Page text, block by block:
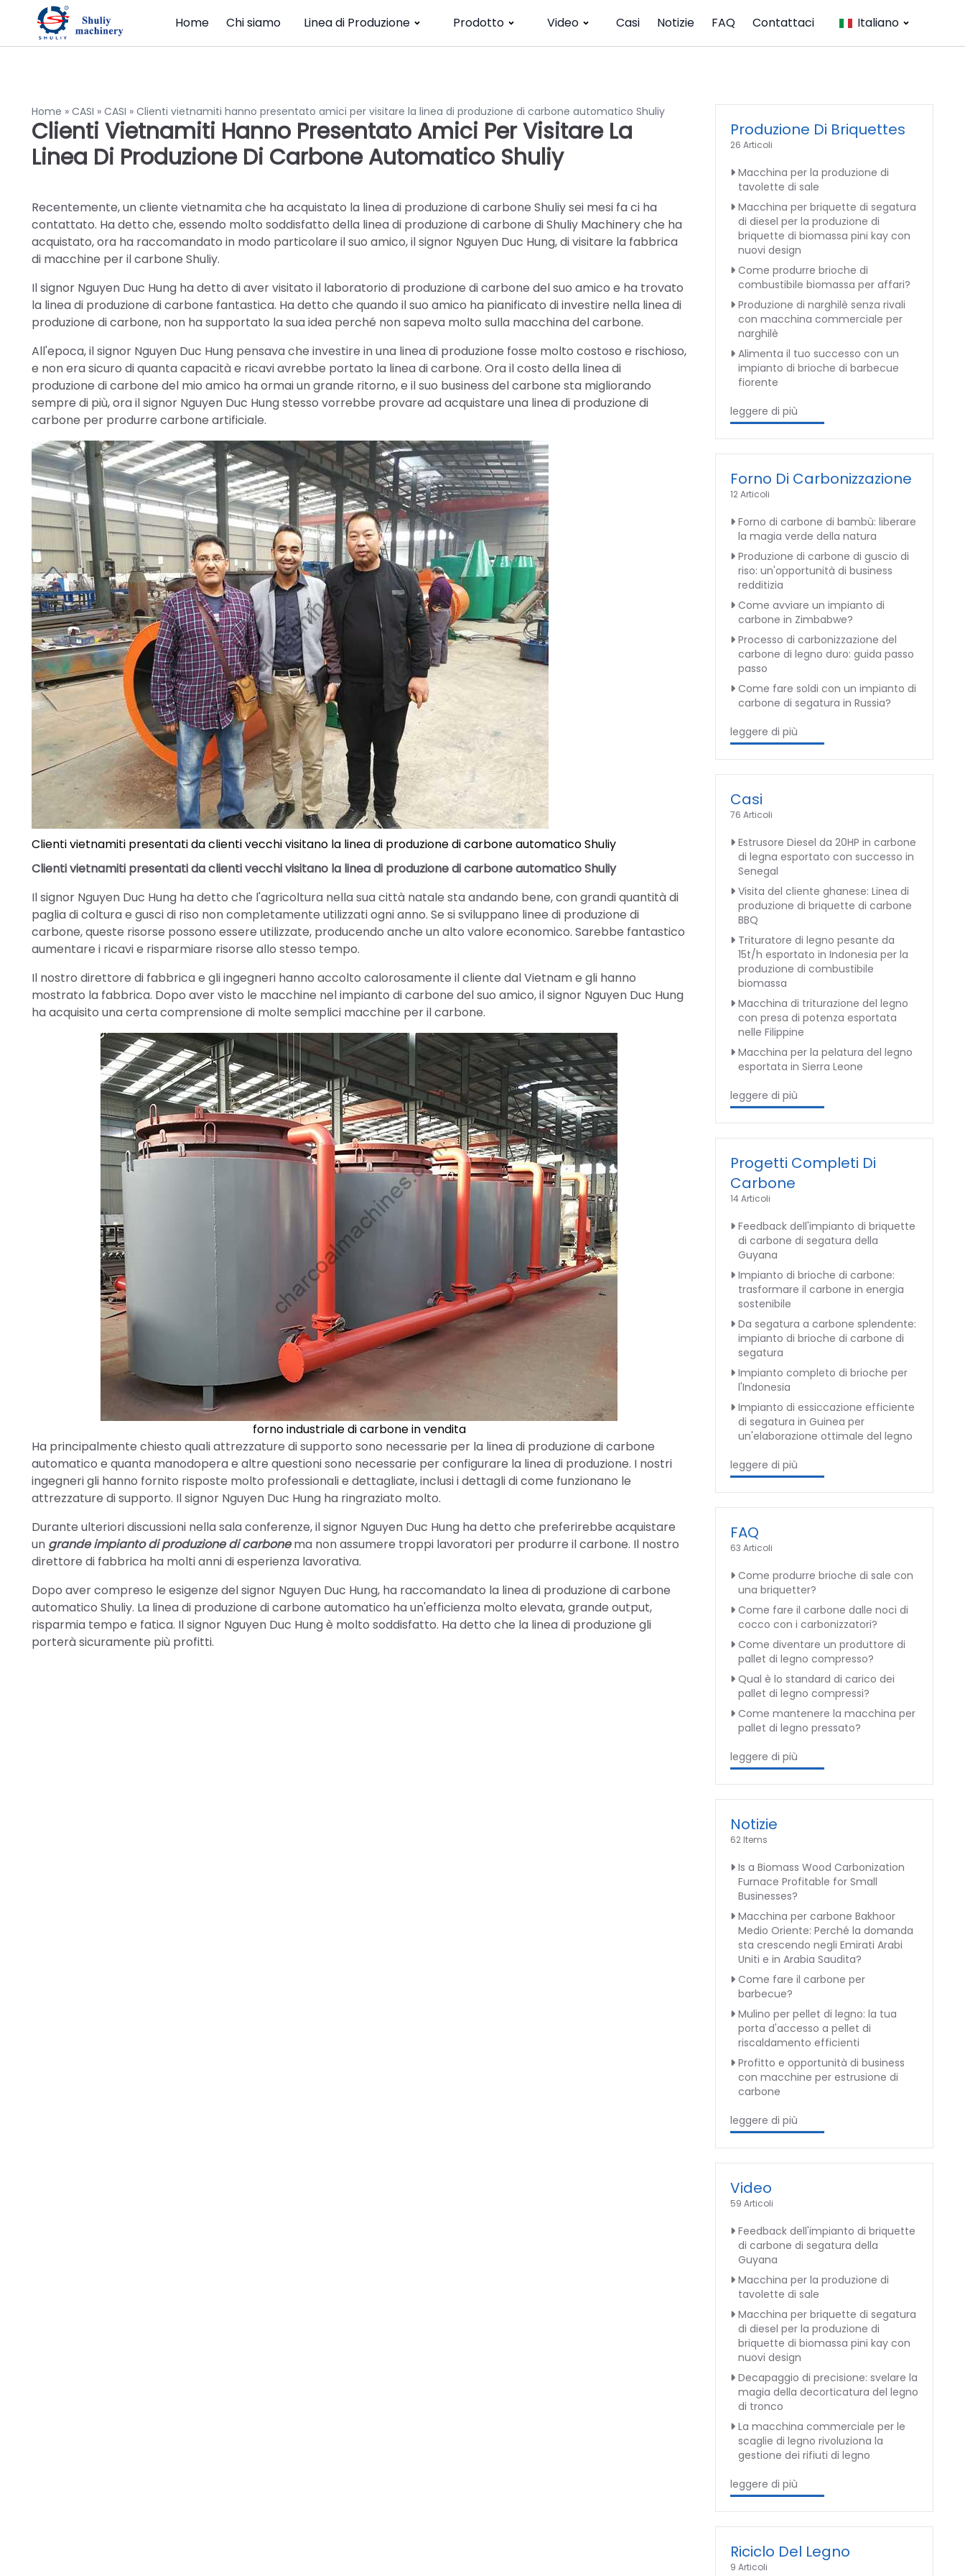
Home Chi siamo Linea di Produzione Prodotto Video Casi Notizie FAQ Contattaci Italiano
Home » CASI » CASI » Clienti vietnamiti hanno presentato amici per visitare la linea di produzione di carbone automatico Shuliy
Clienti Vietnamiti Hanno Presentato Amici Per Visitare La
Linea Di Produzione Di Carbone Automatico Shuliy
Recentemente, un cliente vietnamita che ha acquistato la linea di produzione di carbone Shuliy sei mesi fa ci ha
contattato. Ha detto che, essendo molto soddisfatto della linea di produzione di carbone di Shuliy Machinery che ha
acquistato, ora ha raccomandato in modo particolare il suo amico, il signor Nguyen Duc Hung, di visitare la fabbrica
di macchine per il carbone Shuliy.
Il signor Nguyen Duc Hung ha detto di aver visitato il laboratorio di produzione di carbone del suo amico e ha trovato
la linea di produzione di carbone fantastica. Ha detto che quando il suo amico ha pianificato di investire nella linea di
produzione di carbone, non ha supportato la sua idea perché non sapeva molto sulla macchina del carbone.
All'epoca, il signor Nguyen Duc Hung pensava che investire in una linea di produzione fosse molto costoso e rischioso,
e non era sicuro di quanta capacità e ricavi avrebbe portato la linea di carbone. Ora il costo della linea di
produzione di carbone del mio amico ha ormai un grande ritorno, e il suo business del carbone sta migliorando
sempre di più, ora il signor Nguyen Duc Hung stesso vorrebbe provare ad acquistare una linea di produzione di
carbone per produrre carbone artificiale.
Clienti vietnamiti presentati da clienti vecchi visitano la linea di produzione di carbone automatico Shuliy
Clienti vietnamiti presentati da clienti vecchi visitano la linea di produzione di carbone automatico Shuliy
Il signor Nguyen Duc Hung ha detto che l'agricoltura nella sua città natale sta andando bene, con grandi quantità di
paglia di coltura e gusci di riso non completamente utilizzati ogni anno. Se si sviluppano linee di produzione di
carbone, queste risorse possono essere utilizzate, producendo anche un alto valore economico. Sarebbe fantastico
aumentare i ricavi e risparmiare risorse allo stesso tempo.
Il nostro direttore di fabbrica e gli ingegneri hanno accolto calorosamente il cliente dal Vietnam e gli hanno
mostrato la fabbrica. Dopo aver visto le macchine nel impianto di carbone del suo amico, il signor Nguyen Duc Hung
ha acquisito una certa comprensione di molte semplici macchine per il carbone.
forno industriale di carbone in vendita
Ha principalmente chiesto quali attrezzature di supporto sono necessarie per la linea di produzione di carbone
automatico e quanta manodopera e altre questioni sono necessarie per configurare la linea di produzione. I nostri
ingegneri gli hanno fornito risposte molto professionali e dettagliate, inclusi i dettagli di come funzionano le
attrezzature di supporto. Il signor Nguyen Duc Hung ha ringraziato molto.
Durante ulteriori discussioni nella sala conferenze, il signor Nguyen Duc Hung ha detto che preferirebbe acquistare
un grande impianto di produzione di carbonema non assumere troppi lavoratori per produrre il carbone. Il nostro
direttore di fabbrica ha molti anni di esperienza lavorativa.
Dopo aver compreso le esigenze del signor Nguyen Duc Hung, ha raccomandato la linea di produzione di carbone
automatico Shuliy. La linea di produzione di carbone automatico ha un'efficienza molto elevata, grande output,
risparmia tempo e fatica. Il signor Nguyen Duc Hung è molto soddisfatto. Ha detto che la linea di produzione gli
porterà sicuramente più profitti.
Produzione Di Briquettes
26 Articoli
Macchina per la produzione di
tavolette di sale
Macchina per briquette di segatura
di diesel per la produzione di
briquette di biomassa pini kay con
nuovi design
Come produrre brioche di
combustibile biomassa per affari?
Produzione di narghilè senza rivali
con macchina commerciale per
narghilè
Alimenta il tuo successo con un
impianto di brioche di barbecue
fiorente
leggere di più
Forno Di Carbonizzazione
12 Articoli
Forno di carbone di bambù: liberare
la magia verde della natura
Produzione di carbone di guscio di
riso: un'opportunità di business
redditizia
Come avviare un impianto di
carbone in Zimbabwe?
Processo di carbonizzazione del
carbone di legno duro: guida passo
passo
Come fare soldi con un impianto di
carbone di segatura in Russia?
leggere di più
Casi
76 Articoli
Estrusore Diesel da 20HP in carbone
di legna esportato con successo in
Senegal
Visita del cliente ghanese: Linea di
produzione di briquette di carbone
BBQ
Trituratore di legno pesante da
15t/h esportato in Indonesia per la
produzione di combustibile
biomassa
Macchina di triturazione del legno
con presa di potenza esportata
nelle Filippine
Macchina per la pelatura del legno
esportata in Sierra Leone
leggere di più
Progetti Completi Di
Carbone
14 Articoli
Feedback dell'impianto di briquette
di carbone di segatura della
Guyana
Impianto di brioche di carbone:
trasformare il carbone in energia
sostenibile
Da segatura a carbone splendente:
impianto di brioche di carbone di
segatura
Impianto completo di brioche per
l'Indonesia
Impianto di essiccazione efficiente
di segatura in Guinea per
un'elaborazione ottimale del legno
leggere di più
FAQ
63 Articoli
Come produrre brioche di sale con
una briquetter?
Come fare il carbone dalle noci di
cocco con i carbonizzatori?
Come diventare un produttore di
pallet di legno compresso?
Qual è lo standard di carico dei
pallet di legno compressi?
Come mantenere la macchina per
pallet di legno pressato?
leggere di più
Notizie
62 Items
Is a Biomass Wood Carbonization
Furnace Profitable for Small
Businesses?
Macchina per carbone Bakhoor
Medio Oriente: Perché la domanda
sta crescendo negli Emirati Arabi
Uniti e in Arabia Saudita?
Come fare il carbone per
barbecue?
Mulino per pellet di legno: la tua
porta d'accesso a pellet di
riscaldamento efficienti
Profitto e opportunità di business
con macchine per estrusione di
carbone
leggere di più
Video
59 Articoli
Feedback dell'impianto di briquette
di carbone di segatura della
Guyana
Macchina per la produzione di
tavolette di sale
Macchina per briquette di segatura
di diesel per la produzione di
briquette di biomassa pini kay con
nuovi design
Decapaggio di precisione: svelare la
magia della decorticatura del legno
di tronco
La macchina commerciale per le
scaglie di legno rivoluziona la
gestione dei rifiuti di legno
leggere di più
Riciclo Del Legno
9 Articoli